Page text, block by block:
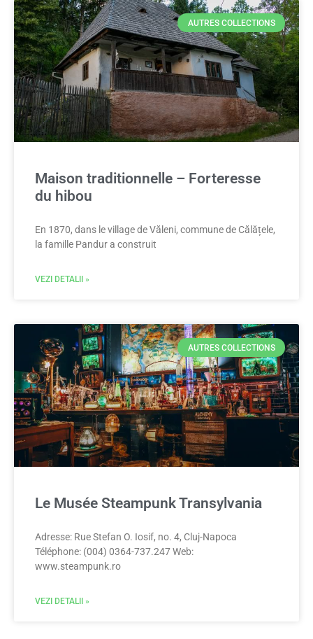
AUTRES COLLECTIONS
Maison traditionnelle – Forteresse
du hibou
En 1870, dans le village de Văleni, commune de Călățele,
la famille Pandur a construit
VEZI DETALII »
AUTRES COLLECTIONS
Le Musée Steampunk Transylvania
Adresse: Rue Stefan O. Iosif, no. 4, Cluj-Napoca
Téléphone: (004) 0364-737.247 Web:
www.steampunk.ro
VEZI DETALII »